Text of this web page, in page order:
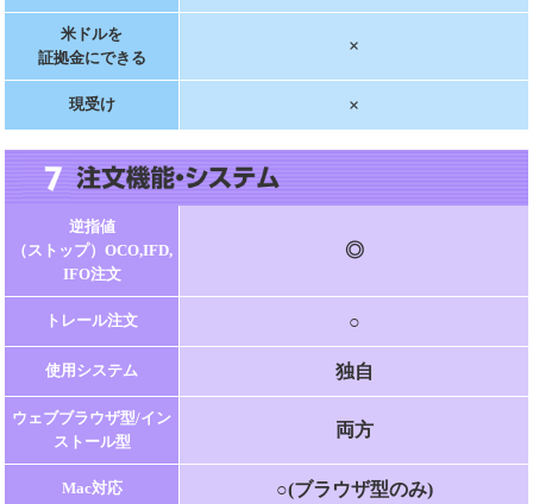
米ドルを
証拠金にできる
×
現受け ×
逆指値
（ストップ）OCO,IFD,
IFO注文
◎
トレール注文 ○
使用システム 独自
ウェブブラウザ型/イン
ストール型
両方
Mac対応 ○(ブラウザ型のみ)